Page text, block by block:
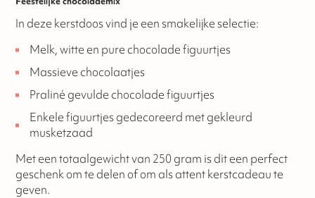
In deze kerstdoos vind je een smakelijke selectie:
Melk, witte en pure chocolade figuurtjes
Massieve chocolaatjes
Praliné gevulde chocolade figuurtjes
Enkele figuurtjes gedecoreerd met gekleurd
musketzaad
Met een totaalgewicht van 250 gram is dit een perfect
geschenk om te delen of om als attent kerstcadeau te
geven.